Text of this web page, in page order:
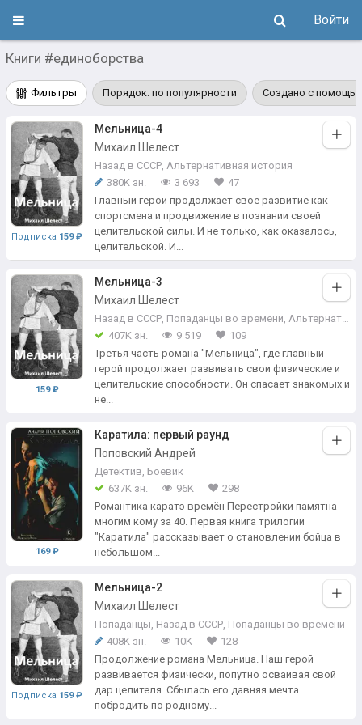
Войти
Книги #единоборства
Фильтры Порядок: по популярности Создано с
Подписка 159 ₽
Мельница-4
Михаил Шелест
Назад в СССР, Альтернативная история
380K зн.
3 693
47
Главный герой продолжает своё развитие как
спортсмена и продвижение в познании своей
целительской силы. И не только, как оказалось,
целительской. И...
159 ₽
Мельница-3
Михаил Шелест
Назад в СССР, Попаданцы во времени, Альтернативная история
407K зн.
9 519
109
Третья часть романа "Мельница", где главный
герой продолжает развивать свои физические и
целительские способности. Он спасает знакомых и
не...
169 ₽
Каратила: первый раунд
Поповский Андрей
Детектив, Боевик
637K зн.
96K
298
Романтика каратэ времён Перестройки памятна
многим кому за 40. Первая книга трилогии
"Каратила" рассказывает о становлении бойца в
небольшом...
Подписка 159 ₽
Мельница-2
Михаил Шелест
Попаданцы, Назад в СССР, Попаданцы во времени
408K зн.
10K
128
Продолжение романа Мельница. Наш герой
развивается физически, попутно осваивая свой
дар целителя. Сбылась его давняя мечта
побродить по родному...